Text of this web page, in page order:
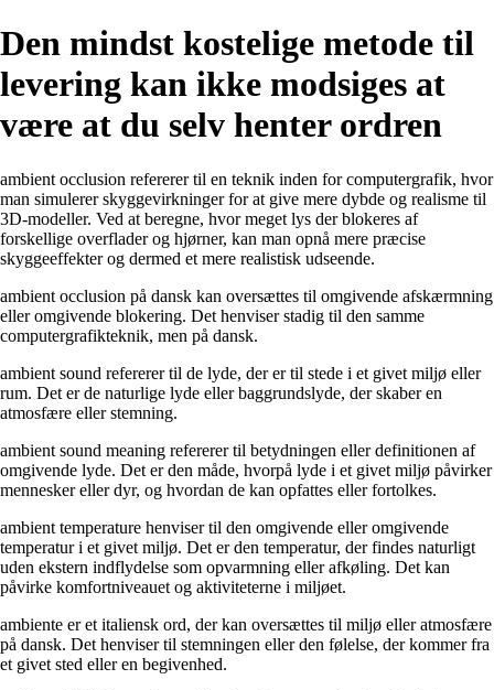
Den mindst kostelige metode til
levering kan ikke modsiges at
være at du selv henter ordren
ambient occlusion refererer til en teknik inden for computergrafik, hvor
man simulerer skyggevirkninger for at give mere dybde og realisme til
3D-modeller. Ved at beregne, hvor meget lys der blokeres af
forskellige overflader og hjørner, kan man opnå mere præcise
skyggeeffekter og dermed et mere realistisk udseende.
ambient occlusion på dansk kan oversættes til omgivende afskærmning
eller omgivende blokering. Det henviser stadig til den samme
computergrafikteknik, men på dansk.
ambient sound refererer til de lyde, der er til stede i et givet miljø eller
rum. Det er de naturlige lyde eller baggrundslyde, der skaber en
atmosfære eller stemning.
ambient sound meaning refererer til betydningen eller definitionen af
omgivende lyde. Det er den måde, hvorpå lyde i et givet miljø påvirker
mennesker eller dyr, og hvordan de kan opfattes eller fortolkes.
ambient temperature henviser til den omgivende eller omgivende
temperatur i et givet miljø. Det er den temperatur, der findes naturligt
uden ekstern indflydelse som opvarmning eller afkøling. Det kan
påvirke komfortniveauet og aktiviteterne i miljøet.
ambiente er et italiensk ord, der kan oversættes til miljø eller atmosfære
på dansk. Det henviser til stemningen eller den følelse, der kommer fra
et givet sted eller en begivenhed.